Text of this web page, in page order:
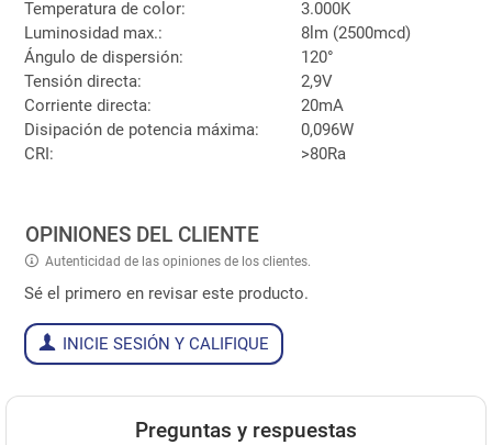
Temperatura de color:
3.000K
Luminosidad max.:
8lm (2500mcd)
Ángulo de dispersión:
120°
Tensión directa:
2,9V
Corriente directa:
20mA
Disipación de potencia máxima:
0,096W
CRI:
>80Ra
OPINIONES DEL CLIENTE
Autenticidad de las opiniones de los clientes.
Sé el primero en revisar este producto.
INICIE SESIÓN Y CALIFIQUE
Preguntas y respuestas